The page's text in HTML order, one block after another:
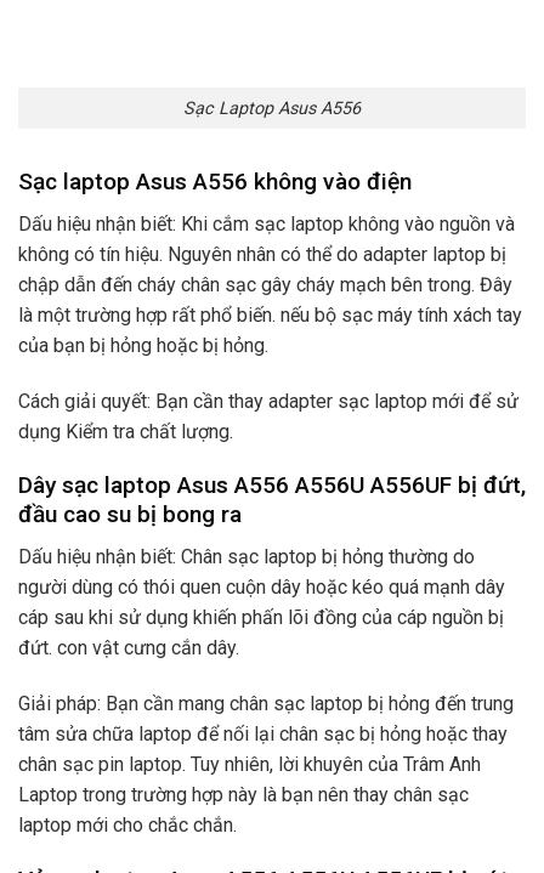
Sạc Laptop Asus A556
Sạc laptop Asus A556 không vào điện
Dấu hiệu nhận biết: Khi cắm sạc laptop không vào nguồn và
không có tín hiệu. Nguyên nhân có thể do adapter laptop bị
chập dẫn đến cháy chân sạc gây cháy mạch bên trong. Đây
là một trường hợp rất phổ biến. nếu bộ sạc máy tính xách tay
của bạn bị hỏng hoặc bị hỏng.
Cách giải quyết: Bạn cần thay adapter sạc laptop mới để sử
dụng Kiểm tra chất lượng.
Dây sạc laptop Asus A556 A556U A556UF bị đứt,
đầu cao su bị bong ra
Dấu hiệu nhận biết: Chân sạc laptop bị hỏng thường do
người dùng có thói quen cuộn dây hoặc kéo quá mạnh dây
cáp sau khi sử dụng khiến phấn lõi đồng của cáp nguồn bị
đứt. con vật cưng cắn dây.
Giải pháp: Bạn cần mang chân sạc laptop bị hỏng đến trung
tâm sửa chữa laptop để nối lại chân sạc bị hỏng hoặc thay
chân sạc pin laptop. Tuy nhiên, lời khuyên của Trâm Anh
Laptop trong trường hợp này là bạn nên thay chân sạc
laptop mới cho chắc chắn.